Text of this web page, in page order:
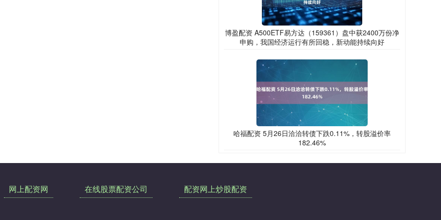
博盈配资 A500ETF易方达（159361）盘中获2400万份净
申购，我国经济运行有所回稳，新动能持续向好
哈福配资 5月26日洽洽转债下跌0.11%，转股溢价率
182.46%
网上配资网 在线股票配资公司 配资网上炒股配资